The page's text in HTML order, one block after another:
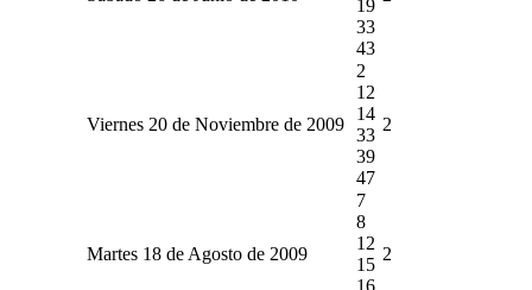
19
33
43
Viernes 20 de Noviembre de 2009
2
12
14
33
39
47
2
Martes 18 de Agosto de 2009
7
8
12
15
16
2